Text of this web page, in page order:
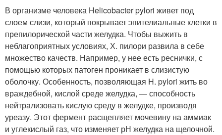
В организме человека Helicobacter pylori живет под
слоем слизи, который покрывает эпителиальные клетки в
препилорической части желудка. Чтобы выжить в
неблагоприятных условиях, Х. пилори развила в себе
множество качеств. Например, у нее есть реснички, с
помощью которых патоген проникает в слизистую
оболочку. Особенность, позволяющая H. pylori жить во
враждебной, кислой среде желудка, — способность
нейтрализовать кислую среду в желудке, производя
уреазу. Этот фермент расщепляет мочевину на аммиак
и углекислый газ, что изменяет рН желудка на щелочной.